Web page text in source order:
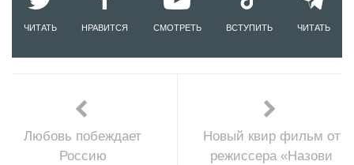
ЧИТАТЬ НРАВИТСЯ СМОТРЕТЬ ВСТУПИТЬ ЧИТАТЬ
Любовь побеждает
Россию
Новый квир фильм от
режиссера «Назови